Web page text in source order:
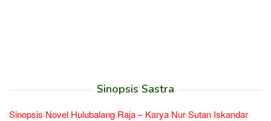
Sinopsis Sastra
Sinopsis Novel Hulubalang Raja – Karya Nur Sutan Iskandar